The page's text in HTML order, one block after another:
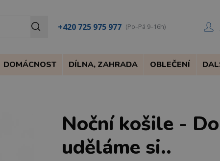
+420 725 975 977 (Po–Pá 9–16h)
DOMÁCNOST DÍLNA, ZAHRADA OBLEČENÍ
Noční košile -
uděláme si..